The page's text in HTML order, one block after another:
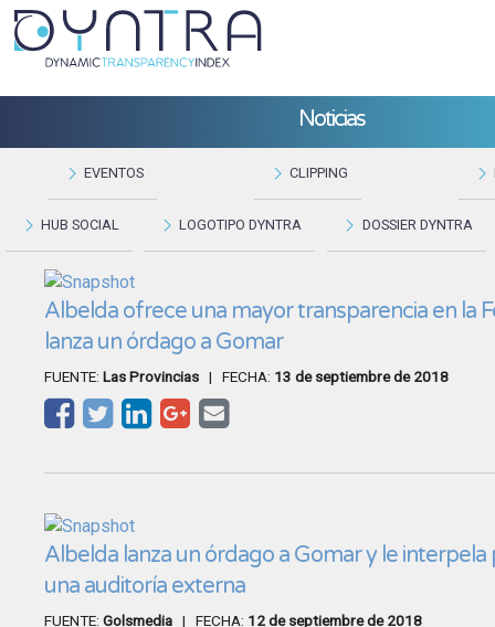
Noticias
EVENTOS CLIPPING
HUB SOCIAL LOGOTIPO DYNTRA DOSSIER DYNTRA
Albelda ofrece una mayor transparencia en la
lanza un órdago a Gomar
FUENTE: Las Provincias | FECHA: 13 de septiembre de 2018
Albelda lanza un órdago a Gomar y le interpela
una auditoría externa
FUENTE: Golsmedia | FECHA: 12 de septiembre de 2018